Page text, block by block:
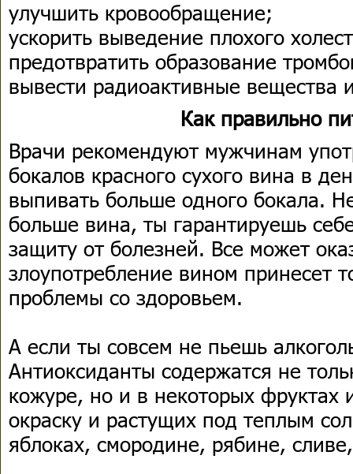
улучшить кровообращение;
ускорить выведение плохого
предотвратить образование
вывести радиоактивные вещества
Как правильно
Врачи рекомендуют мужчинам
бокалов красного сухого вина в
выпивать больше одного бокала.
больше вина, ты гарантируешь
защиту от болезней. Все может
злоупотребление вином принесет
проблемы со здоровьем.
А если ты совсем не пьешь
Антиоксиданты содержатся не
кожуре, но и в некоторых
окраску и растущих под теплым
яблоках, смородине, рябине,